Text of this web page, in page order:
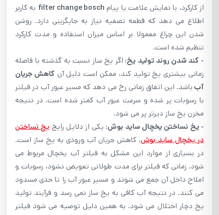
از کارکرد، با نمایش علامت یا پیام filter change bosch به کاربر
اطلاع می دهد که قطعه تصفیه نیاز به جایگزینی دارد. روشن
شدن این چراغ معمولا بر اساس میزان استفاده و مدت کارکرد
تنظیم شده است.
- کند شدن روند تولید یخ: اگر یخ ساز نسبت به گذشته با فاصله
زمانی بیشتری یخ تولید کند، ممکن است دلیل آن کاهش جریان
آبباشد. این اتفاق زمانی رخ می دهد که مسیر عبور آب در فیلتر
با رسوبات پر شده و سرعت عبور آب کمتر شده است. در نتیجه
مخزن یخ ساز دیرتر پر می شود.
- یخ نساختن یخچال ساید بوش: یکی از دلایل رایج یخ نساختن
در یخچال ساید بوش، کاهش جریان آب ورودی به یخ ساز است.
در بسیاری از موارد این مشکل به فیلتر آب یخچال مربوط می
شود. زمانی که فیلتر برای مدت طولانی تعویض نشود، رسوبات و
املاح داخل آن جمع می شوند و مسیر عبور آب را تا حدی مسدود
می کنند. در نتیجه آب کافی به یخ ساز نمی رسد و فرآیند تولید
یخ دچار اختلال می شود. به همین دلیل توصیه می شود فیلتر